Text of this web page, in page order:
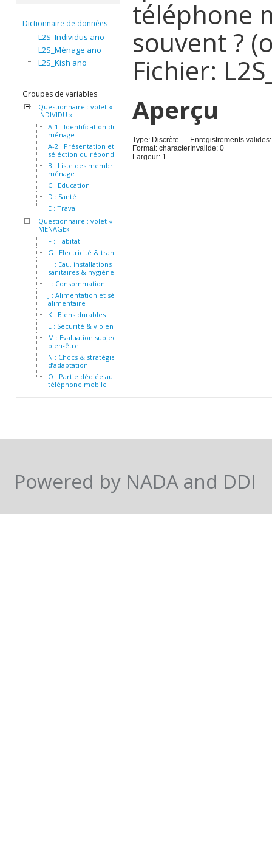
Dictionnaire de données
L2S_Individus ano
L2S_Ménage ano
L2S_Kish ano
Groupes de variables
Questionnaire : volet «
INDIVIDU »
A-1 : Identification du
ménage
A-2 : Présentation et
séléction du répondant
B : Liste des membres du
ménage
C : Education
D : Santé
E : Travail.
Questionnaire : volet «
MENAGE»
F : Habitat
G : Electricité & transport
H : Eau, installations
sanitaires & hygiène
I : Consommation
J : Alimentation et sécurité
alimentaire
K : Biens durables
L : Sécurité & violence
M : Evaluation subjective du
bien-être
N : Chocs & stratégies
d’adaptation
O : Partie dédiée au
téléphone mobile
téléphone
souvent ?
Fichier:
Aperçu
Type: Discrète
Format: character
Largeur: 1
Enregistrements
Invalide: 0
Powered by NADA and DDI